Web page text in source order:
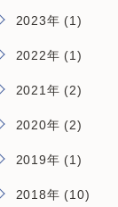
2023年 (1)
2022年 (1)
2021年 (2)
2020年 (2)
2019年 (1)
2018年 (10)